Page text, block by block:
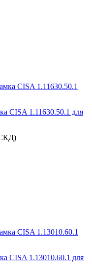
CISA 1.11630.50.1 для
CISA 1.13010.60.1 для